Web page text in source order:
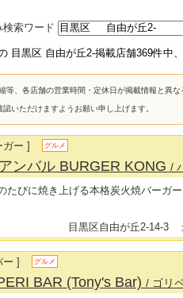
検索ワード
目黒区 自由が丘2-掲載店舗369件中
等、各店舗の営業時間・定休日が掲載情報と異
いただけますようお願い申し上げます。
ガー ] グルメ
ンバル BURGER KONG/
たびに焼き上げる本格炭火焼バーガ
目黒区自由が丘2-14-3
ー ] グルメ
BAR (Tony's Bar)/ ゴリ